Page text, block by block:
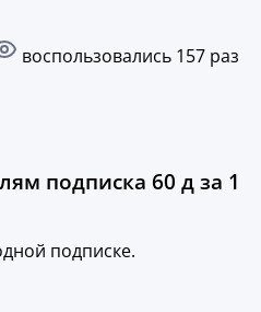
воспользовались 157 раз
подписка 60 д за 1
подписке.